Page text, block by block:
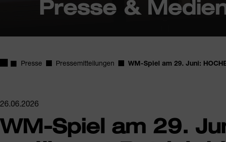
Presse &
Startseite
Presse Pressemitteilungen WM-Spiel am 29. Juni:
26.06.2026
WM-Spiel am 29.